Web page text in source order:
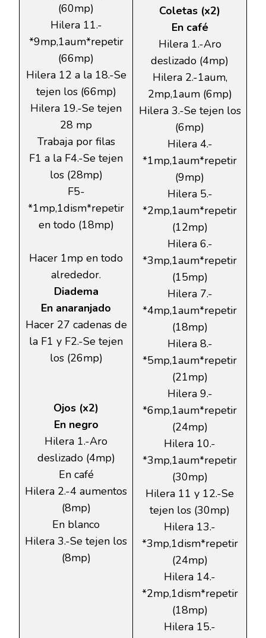
(60mp)
Hilera 11.-
*9mp,1aum*repetir
(66mp)
Hilera 12 a la 18.-Se
tejen los (66mp)
Hilera 19.-Se tejen
28 mp
Trabaja por filas
F1 a la F4.-Se tejen
los (28mp)
F5-
*1mp,1dism*repetir
en todo (18mp)
Hacer 1mp en todo
alrededor.
Diadema
En anaranjado
Hacer 27 cadenas de
la F1 y F2.-Se tejen
los (26mp)
Ojos (x2)
En negro
Hilera 1.-Aro
deslizado (4mp)
En café
Hilera 2.-4 aumentos
(8mp)
En blanco
Hilera 3.-Se tejen los
(8mp)
Coletas (x2)
En café
Hilera 1.-Aro
deslizado (4mp)
Hilera 2.-1aum,
2mp,1aum (6mp)
Hilera 3.-Se tejen los
(6mp)
Hilera 4.-
*1mp,1aum*repetir
(9mp)
Hilera 5.-
*2mp,1aum*repetir
(12mp)
Hilera 6.-
*3mp,1aum*repetir
(15mp)
Hilera 7.-
*4mp,1aum*repetir
(18mp)
Hilera 8.-
*5mp,1aum*repetir
(21mp)
Hilera 9.-
*6mp,1aum*repetir
(24mp)
Hilera 10.-
*3mp,1aum*repetir
(30mp)
Hilera 11 y 12.-Se
tejen los (30mp)
Hilera 13.-
*3mp,1dism*repetir
(24mp)
Hilera 14.-
*2mp,1dism*repetir
(18mp)
Hilera 15.-